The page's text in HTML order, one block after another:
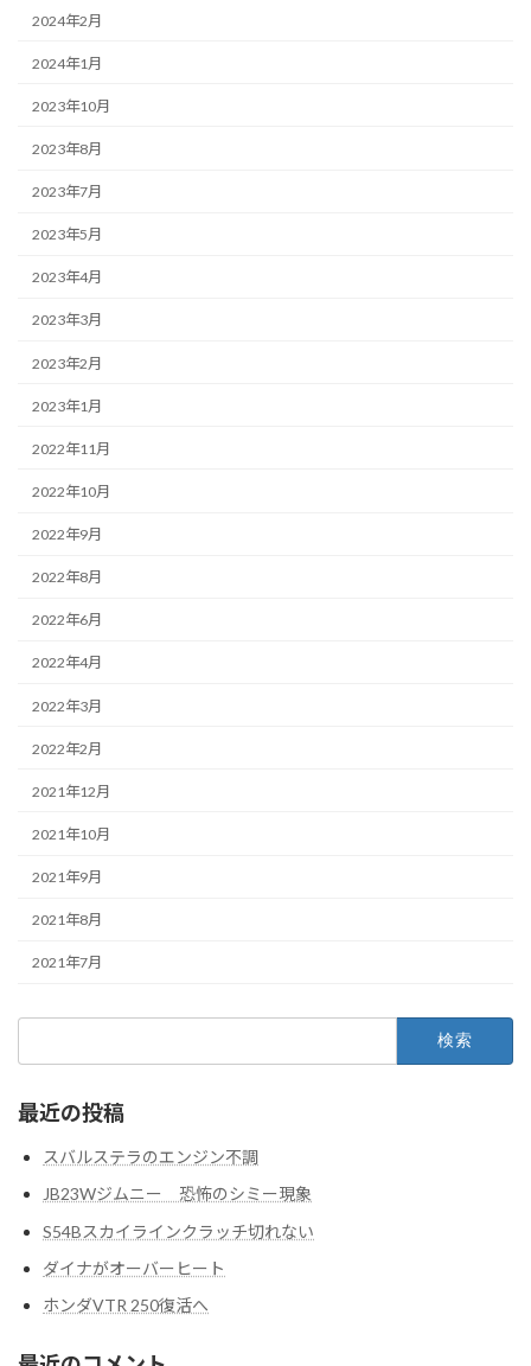
2024年2月
2024年1月
2023年10月
2023年8月
2023年7月
2023年5月
2023年4月
2023年3月
2023年2月
2023年1月
2022年11月
2022年10月
2022年9月
2022年8月
2022年6月
2022年4月
2022年3月
2022年2月
2021年12月
2021年10月
2021年9月
2021年8月
2021年7月
最近の投稿
スバルステラのエンジン不調
JB23Wジムニー 恐怖のシミー現象
S54Bスカイラインクラッチ切れない
ダイナがオーバーヒート
ホンダVTR 250復活へ